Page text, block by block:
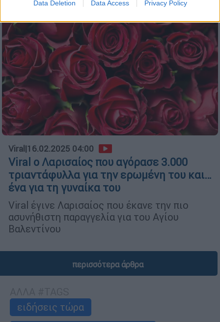
Data Deletion Data Access Privacy Policy
Viral|16.02.2025 04:00
Viral o Λαρισαίος που αγόρασε 3.000
τριαντάφυλλα για την ερωμένη του και…
ένα για τη γυναίκα του
Viral έγινε Λαρισαίος που έκανε την πιο
ασυνήθιστη παραγγελία για του Αγίου
Βαλεντίνου
περισσότερα άρθρα
ειδήσεις τώρα